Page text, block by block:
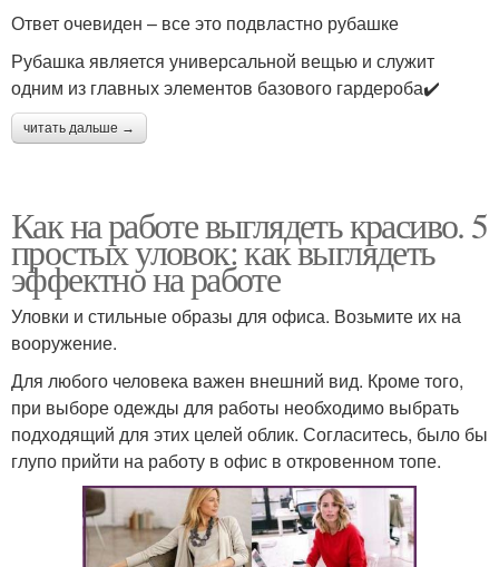
Ответ очевиден – все это подвластно рубашке
Рубашка является универсальной вещью и служит
одним из главных элементов базового гардероба✔️
читать дальше →
Как на работе выглядеть красиво. 5
простых уловок: как выглядеть
эффектно на работе
Уловки и стильные образы для офиса. Возьмите их на
вооружение.
Для любого человека важен внешний вид. Кроме того,
при выборе одежды для работы необходимо выбрать
подходящий для этих целей облик. Согласитесь, было бы
глупо прийти на работу в офис в откровенном топе.